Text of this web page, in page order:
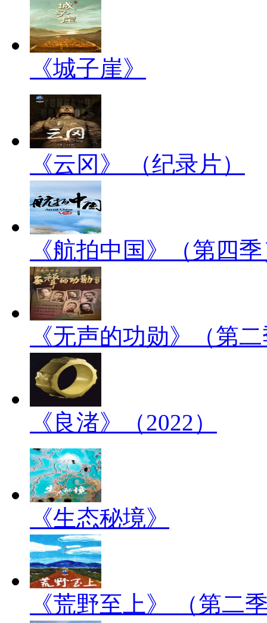
《城子崖》
《云冈》 （纪录片）
《航拍中国》（第四
《无声的功勋》（第
《良渚》（2022）
《生态秘境》
《荒野至上》 （第二